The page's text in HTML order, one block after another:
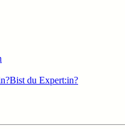
Bist du Expert:in?